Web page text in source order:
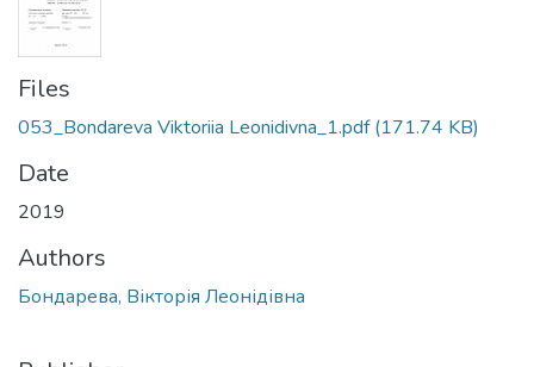
Files
053_Bondareva Viktoriia Leonidivna_1.pdf(171.74 KB)
Date
2019
Authors
Бондарева, Вікторія Леонідівна